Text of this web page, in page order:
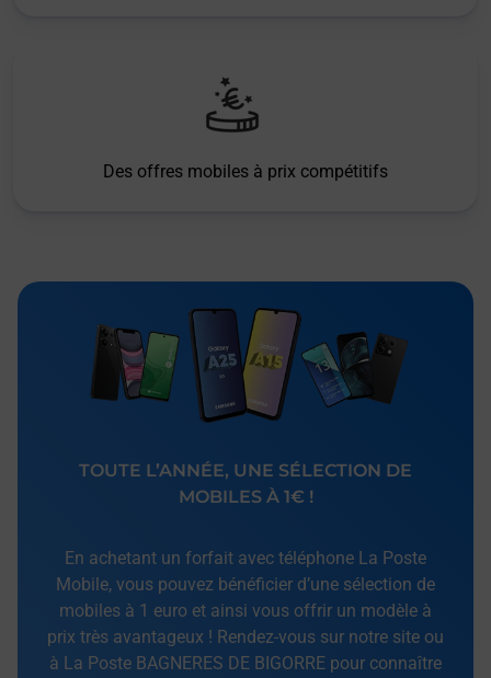
Des offres mobiles à prix compétitifs
TOUTE L’ANNÉE, UNE SÉLECTION DE
MOBILES À 1€ !
En achetant un forfait avec téléphone La Poste
Mobile, vous pouvez bénéficier d’une sélection de
mobiles à 1 euro et ainsi vous offrir un modèle à
prix très avantageux ! Rendez-vous sur notre site ou
à La Poste BAGNERES DE BIGORRE pour connaître